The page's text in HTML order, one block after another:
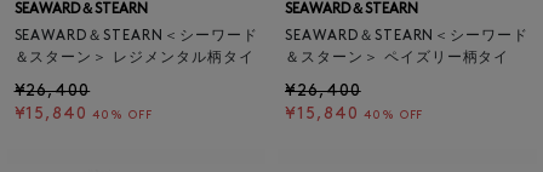
SEAWARD＆STEARN
SEAWARD＆STEARN＜シーワード
＆スターン＞ レジメンタル柄タイ
¥26,400
¥15,840 40% OFF
SEAWARD＆STEARN
SEAWARD＆STEARN＜シーワード
＆スターン＞ ペイズリー柄タイ
¥26,400
¥15,840 40% OFF